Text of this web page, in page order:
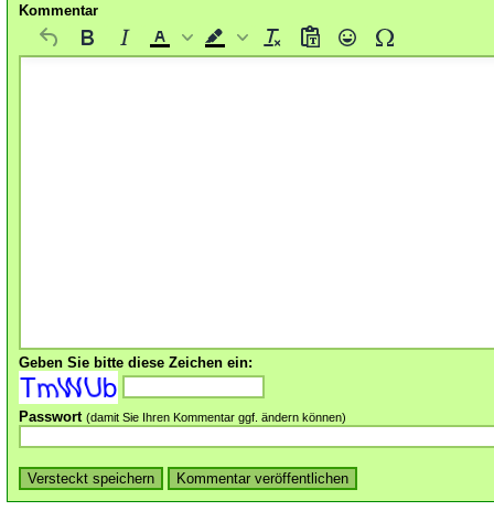
Kommentar
Geben Sie bitte diese Zeichen ein:
Passwort (damit Sie Ihren Kommentar ggf. ändern können)